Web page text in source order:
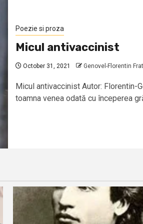
Poezie si proza
Micul antivaccinist
October 31, 2021 Genovel-Florentin
Micul antivaccinist Autor: Florentin-
toamna venea odată cu începerea